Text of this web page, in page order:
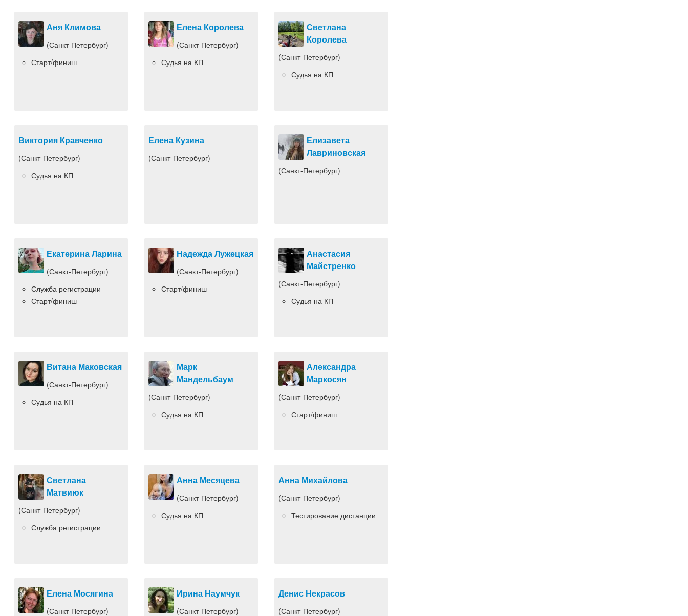
Аня Климова
(Санкт-Петербург)
Старт/финиш
Елена Королева
(Санкт-Петербург)
Судья на КП
Светлана
Королева
(Санкт-Петербург)
Судья на КП
Виктория Кравченко
(Санкт-Петербург)
Судья на КП
Елена Кузина
(Санкт-Петербург)
Елизавета
Лавриновская
(Санкт-Петербург)
Екатерина Ларина
(Санкт-Петербург)
Служба регистрации
Старт/финиш
Надежда Лужецкая
(Санкт-Петербург)
Старт/финиш
Анастасия
Майстренко
(Санкт-Петербург)
Судья на КП
Витана Маковская
(Санкт-Петербург)
Судья на КП
Марк
Мандельбаум
(Санкт-Петербург)
Судья на КП
Александра
Маркосян
(Санкт-Петербург)
Старт/финиш
Светлана
Матвиюк
(Санкт-Петербург)
Служба регистрации
Анна Месяцева
(Санкт-Петербург)
Судья на КП
Анна Михайлова
(Санкт-Петербург)
Тестирование дистанции
Елена Мосягина
(Санкт-Петербург)
Ирина Наумчук
(Санкт-Петербург)
Денис Некрасов
(Санкт-Петербург)